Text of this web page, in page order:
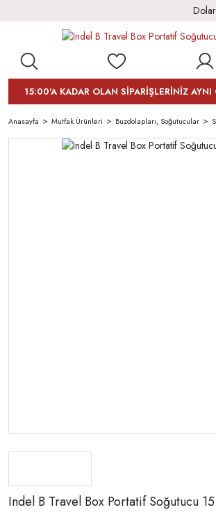
15:00'A KADAR OLAN SİPARİŞLERİNİZ
Anasayfa Mutfak Ürünleri Buzdolapları, Soğutucular
Indel B Travel Box Portatif Soğutucu